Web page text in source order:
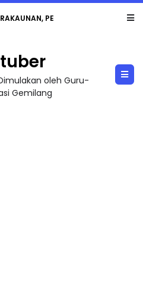
1 TRIAL OLEH CIKGU WAN...
oleh Guru-
Gemilang